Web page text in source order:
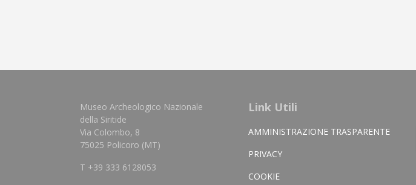
Museo Archeologico Nazionale
della Siritide
Via Colombo, 8
75025 Policoro (MT)
T +39 333 6128053
Link Utili
AMMINISTRAZIONE TRASPARENTE
PRIVACY
COOKIE